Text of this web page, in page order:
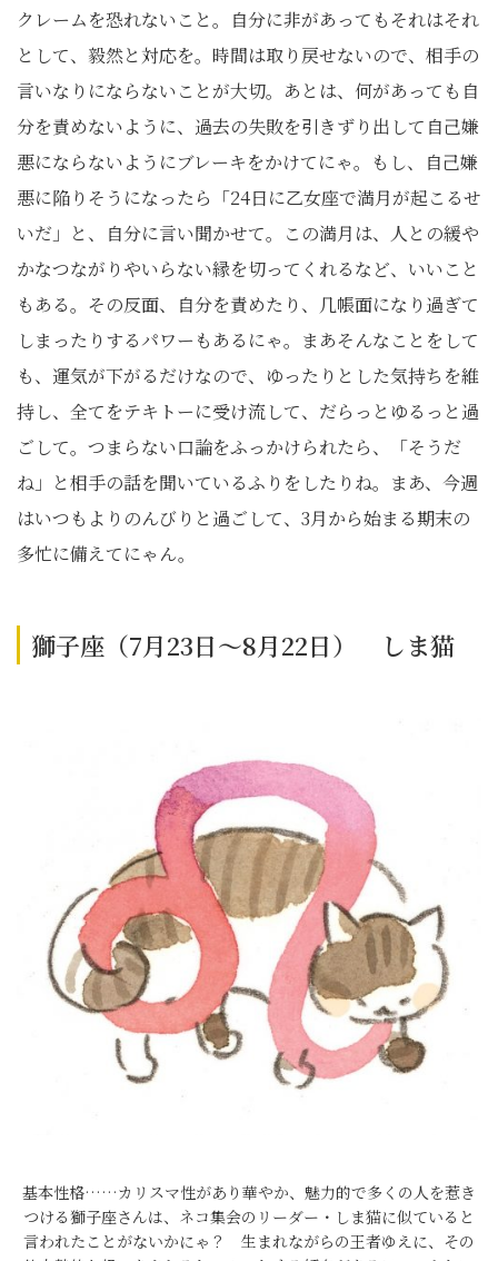
クレームを恐れないこと。自分に非があってもそれはそれ
として、毅然と対応を。時間は取り戻せないので、相手の
言いなりにならないことが大切。あとは、何があっても自
分を責めないように、過去の失敗を引きずり出して自己嫌
悪にならないようにブレーキをかけてにゃ。もし、自己嫌
悪に陥りそうになったら「24日に乙女座で満月が起こるせ
いだ」と、自分に言い聞かせて。この満月は、人との緩や
かなつながりやいらない縁を切ってくれるなど、いいこと
もある。その反面、自分を責めたり、几帳面になり過ぎて
しまったりするパワーもあるにゃ。まあそんなことをして
も、運気が下がるだけなので、ゆったりとした気持ちを維
持し、全てをテキトーに受け流して、だらっとゆるっと過
ごして。つまらない口論をふっかけられたら、「そうだ
ね」と相手の話を聞いているふりをしたりね。まあ、今週
はいつもよりのんびりと過ごして、3月から始まる期末の
多忙に備えてにゃん。
獅子座（7月23日～8月22日） しま猫
基本性格……カリスマ性があり華やか、魅力的で多くの人を惹き
つける獅子座さんは、ネコ集会のリーダー・しま猫に似ていると
言われたことがないかにゃ？ 生まれながらの王者ゆえに、その